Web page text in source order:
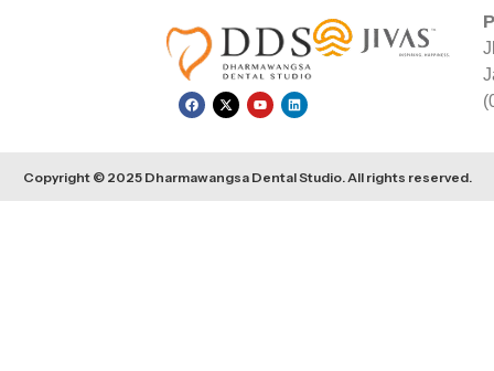
Copyright © 2025 Dharmawangsa Dental Studio. All rights reserved.